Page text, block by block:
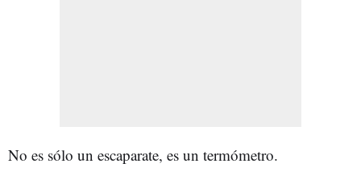
No es sólo un escaparate, es un termómetro.